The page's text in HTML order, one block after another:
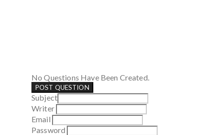
No Questions Have Been Created.
POST QUESTION
Subject
Writer
Email
Password